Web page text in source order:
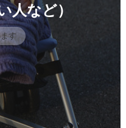
人など）
す